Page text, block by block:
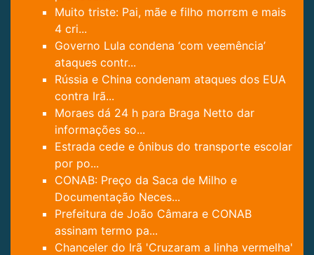
Muito triste: Pai, mãe e filho morrɛm e mais
4 cri...
Governo Lula condena ‘com veemência’
ataques contr...
Rússia e China condenam ataques dos EUA
contra Irã...
Moraes dá 24 h para Braga Netto dar
informações so...
Estrada cede e ônibus do transporte escolar
por po...
CONAB: Preço da Saca de Milho e
Documentação Neces...
Prefeitura de João Câmara e CONAB
assinam termo pa...
Chanceler do Irã 'Cruzaram a linha vermelha'